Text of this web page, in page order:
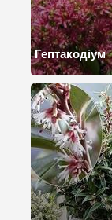
Гептакодіум